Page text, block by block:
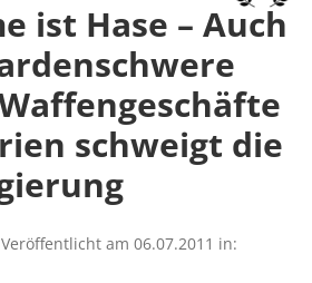
ist Hase – Auch
schweigt die
am 06.07.2011 in: